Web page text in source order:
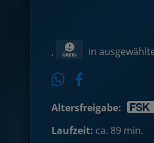
, in
Altersfreigabe:
Laufzeit: ca. 89 min.